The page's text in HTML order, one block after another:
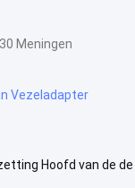
30 Meningen
Vezeladapter
Hoofd van de